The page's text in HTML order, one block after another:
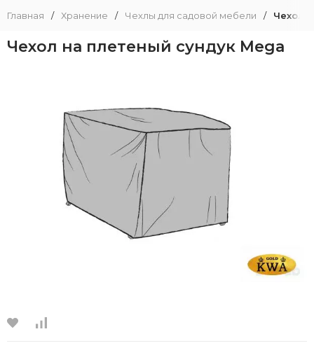
Главная / Хранение / Чехлы для садовой мебели / Чехол
Чехол на плетеный сундук Mega